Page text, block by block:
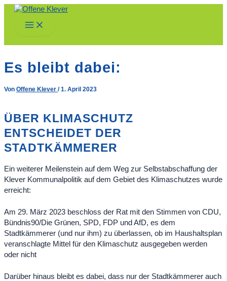
Zum
springen
Main
Menu
Es bleibt dabei:
Von Offene Klever /1. April 2023
ÜBER KLIMASCHUTZ
ENTSCHEIDET DER
STADTKÄMMERER
Ein weiterer Meilenstein auf dem Weg zur Selbstabschaffung der
Klever Kommunalpolitik auf dem Gebiet des Klimaschutzes wurde
erreicht:
Am 29. März 2023 beschloss der Rat mit den Stimmen von CDU,
Bündnis90/Die Grünen, SPD, FDP und AfD, es dem
Stadtkämmerer (und nur ihm) zu überlassen, ob im Haushaltsplan
veranschlagte Mittel für den Klimaschutz ausgegeben werden
oder nicht
Darüber hinaus bleibt es dabei, dass nur der Stadtkämmerer auch